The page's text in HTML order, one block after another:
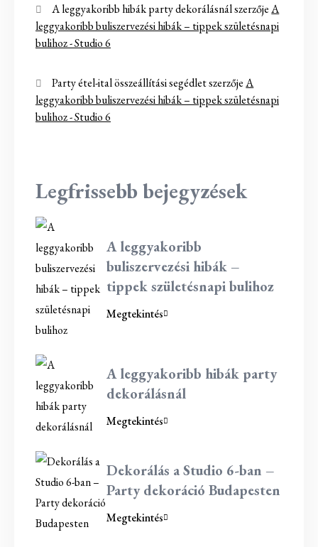
A leggyakoribb hibák party dekorálásnálszerzőjeA
leggyakoribb buliszervezési hibák – tippek születésnapi
bulihoz - Studio 6
Party étel-ital összeállítási segédletszerzőjeA
leggyakoribb buliszervezési hibák – tippek születésnapi
bulihoz - Studio 6
Legfrissebb bejegyzések
A leggyakoribb
buliszervezési hibák –
tippek születésnapi bulihoz
Megtekintés
A leggyakoribb hibák party
dekorálásnál
Megtekintés
Dekorálás a Studio 6-ban –
Party dekoráció Budapesten
Megtekintés